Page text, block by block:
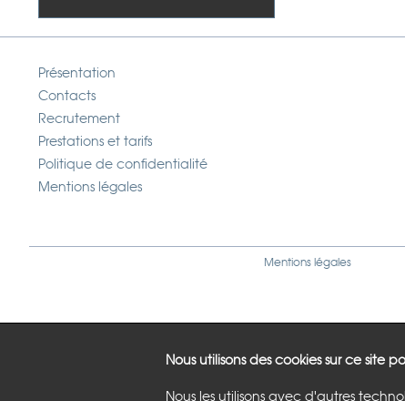
Présentation
Contacts
Recrutement
Prestations et tarifs
Politique de confidentialité
Mentions légales
Mentions légales
Nous utilisons des cookies sur ce site
Nous les utilisons avec d'autres